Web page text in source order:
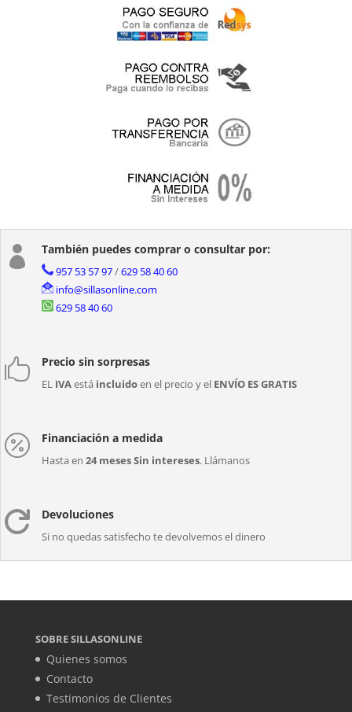
 También puedes comprar o consultar por:
957 53 57 97/629 58 40 60
info@sillasonline.com
629 58 40 60
 Precio sin sorpresas
EL IVAestá incluidoen el precio y el ENVÍO ES GRATIS
 Financiación a medida
Hasta en 24 meses Sin intereses. Llámanos
 Devoluciones
Si no quedas satisfecho te devolvemos el dinero
SOBRE SILLASONLINE
Quienes somos
Contacto
Testimonios de Clientes